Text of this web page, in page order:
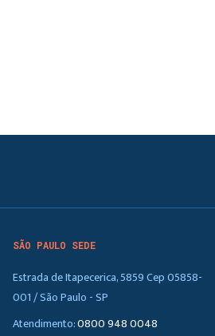
SÃO PAULO SEDE
Estrada de Itapecerica, 5859 Cep 05858-
001 / São Paulo - SP
Atendimento:0800 948 0048